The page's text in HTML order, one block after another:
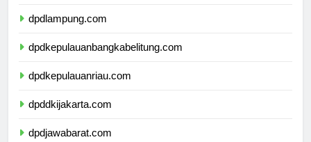
dpdlampung.com
dpdkepulauanbangkabelitung.com
dpdkepulauanriau.com
dpddkijakarta.com
dpdjawabarat.com